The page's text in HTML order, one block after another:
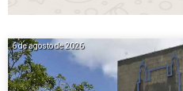
6 de agosto de 2026